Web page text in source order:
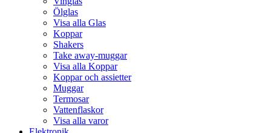
Ölglas
Visa alla Glas
Koppar
Shakers
Take away-muggar
Visa alla Koppar
Koppar och assietter
Muggar
Termosar
Vattenflaskor
Visa alla varor